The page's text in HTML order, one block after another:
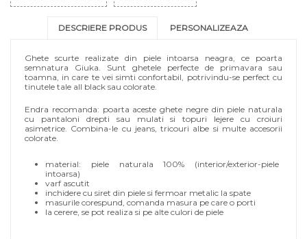
DESCRIERE PRODUS PERSONALIZEAZA
Ghete scurte realizate din piele intoarsa neagra, ce poarta
semnatura Giuka. Sunt ghetele perfecte de primavara sau
toamna, in care te vei simti confortabil, potrivindu-se perfect cu
tinutele tale all black sau colorate.
Endra recomanda: poarta aceste ghete negre din piele naturala
cu pantaloni drepti sau mulati si topuri lejere cu croiuri
asimetrice. Combina-le cu jeans, tricouri albe si multe accesorii
colorate.
material: piele naturala 100% (interior/exterior-piele
intoarsa)
varf ascutit
inchidere cu siret din piele si fermoar metalic la spate
masurile corespund, comanda masura pe care o porti
la cerere, se pot realiza si pe alte culori de piele